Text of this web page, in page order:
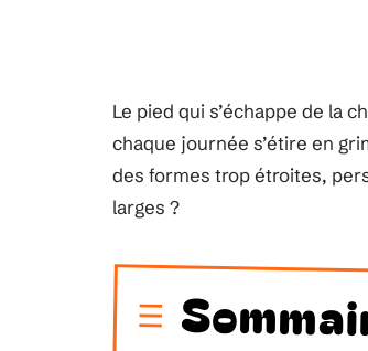
Le pied qui s’échappe de la
chaque journée s’étire en
des formes trop étroites,
larges ?